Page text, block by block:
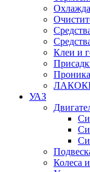
Клеи и
УАЗ
Колеса